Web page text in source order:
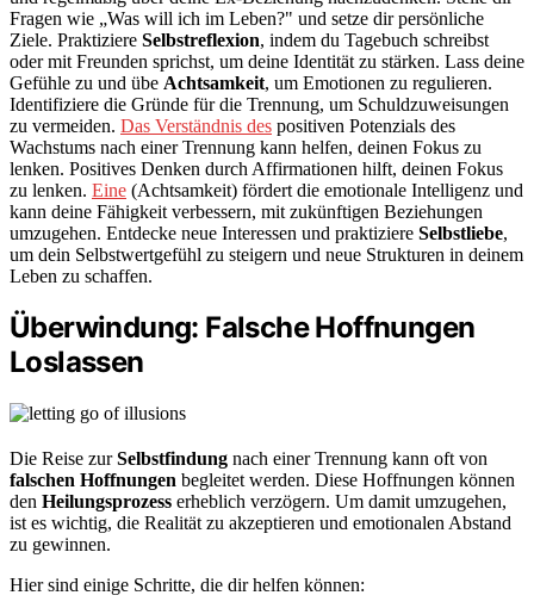
Fragen wie „Was will ich im Leben?" und setze dir persönliche
Ziele. Praktiziere Selbstreflexion, indem du Tagebuch schreibst
oder mit Freunden sprichst, um deine Identität zu stärken. Lass deine
Gefühle zu und übe Achtsamkeit, um Emotionen zu regulieren.
Identifiziere die Gründe für die Trennung, um Schuldzuweisungen
zu vermeiden. Das Verständnis des positiven Potenzials des
Wachstums nach einer Trennung kann helfen, deinen Fokus zu
lenken. Positives Denken durch Affirmationen hilft, deinen Fokus
zu lenken. Eine (Achtsamkeit) fördert die emotionale Intelligenz und
kann deine Fähigkeit verbessern, mit zukünftigen Beziehungen
umzugehen. Entdecke neue Interessen und praktiziere Selbstliebe,
um dein Selbstwertgefühl zu steigern und neue Strukturen in deinem
Leben zu schaffen.
Überwindung: Falsche Hoffnungen
Loslassen
Die Reise zurSelbstfindung nach einer Trennung kann oft von
falschen Hoffnungen begleitet werden. Diese Hoffnungen können
den Heilungsprozess erheblich verzögern. Um damit umzugehen,
ist es wichtig, die Realität zu akzeptieren und emotionalen Abstand
zu gewinnen.
Hier sind einige Schritte, die dir helfen können: